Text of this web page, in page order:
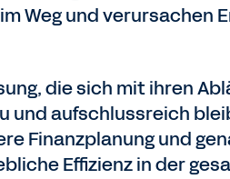
Weg und verursachen
die sich mit ihren
und aufschlussreich
Finanzplanung und
Effizienz in der